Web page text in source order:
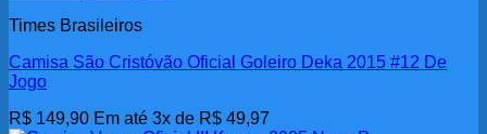
Times Brasileiros
Camisa São Cristóvão Oficial Goleiro Deka 2015 #12 De
Jogo
R$ 149,90 Em até 3x de R$ 49,97